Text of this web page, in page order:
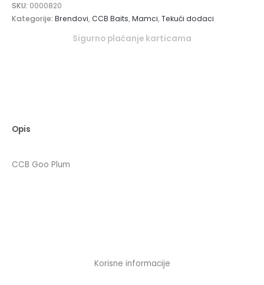
SKU: 0000820
Kategorije: Brendovi,CCB Baits,Mamci,Tekući dodaci
Sigurno plaćanje karticama
Opis
CCB Goo Plum
Korisne informacije